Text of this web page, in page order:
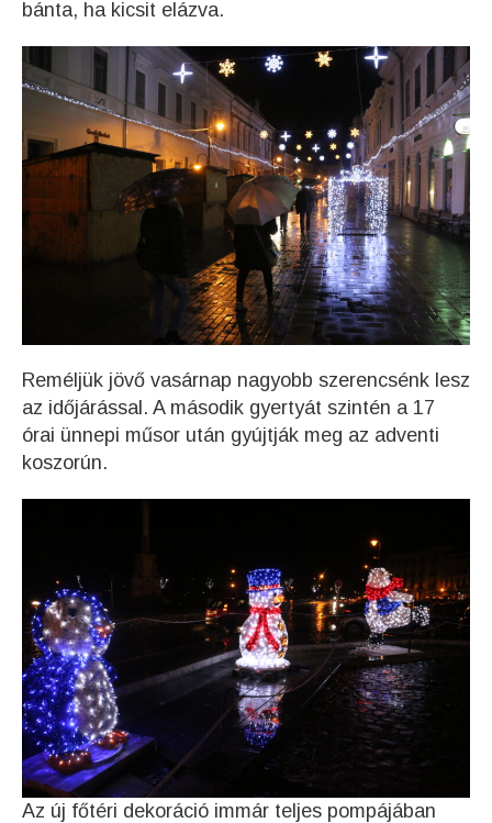
bánta, ha kicsit elázva.
Reméljük jövő vasárnap nagyobb szerencsénk lesz
az időjárással. A második gyertyát szintén a 17
órai ünnepi műsor után gyújtják meg az adventi
koszorún.
Az új főtéri dekoráció immár teljes pompájában